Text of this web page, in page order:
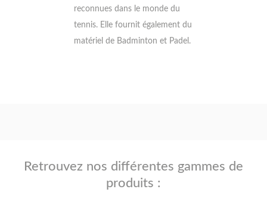
reconnues dans le monde du
tennis. Elle fournit également du
matériel de Badminton et Padel.
Retrouvez nos différentes gammes de
produits :